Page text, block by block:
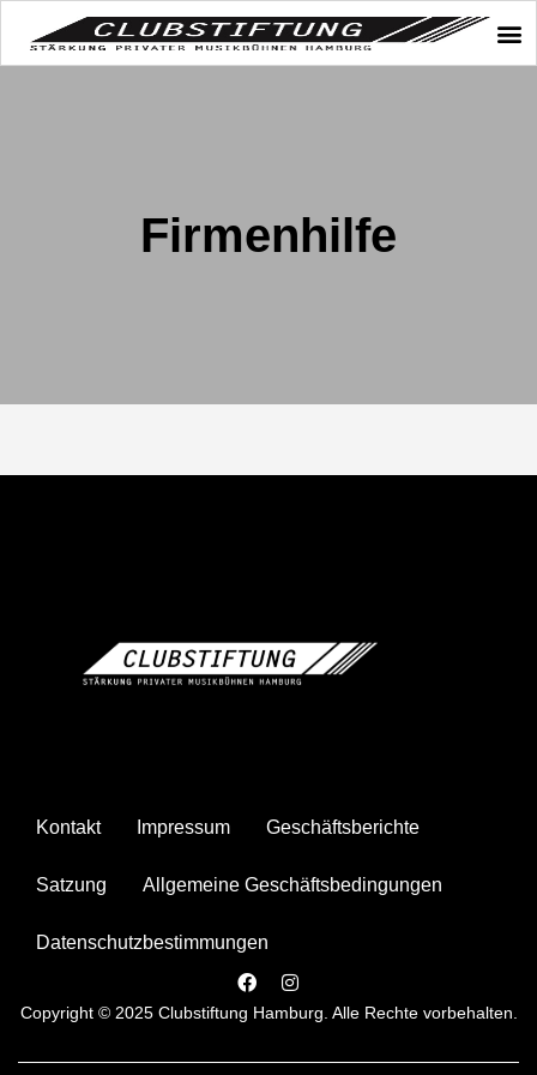
Firmenhilfe
Kontakt Impressum Geschäftsberichte
Satzung Allgemeine Geschäftsbedingungen
Datenschutzbestimmungen
Copyright © 2025 Clubstiftung Hamburg. Alle Rechte vorbehalten.